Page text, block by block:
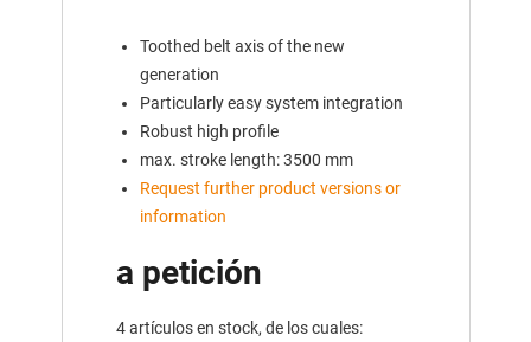
Toothed belt axis of the new
generation
Particularly easy system integration
Robust high profile
max. stroke length: 3500 mm
Request further product versions or
information
a petición
4 artículos en stock, de los cuales: